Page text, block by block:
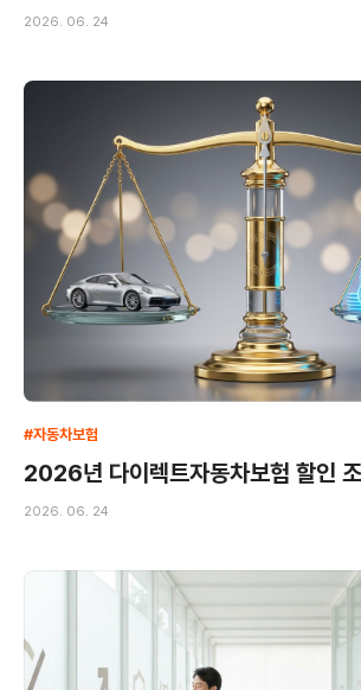
2026. 06. 24
#자동차보험
2026년 다이렉트자동차보험 할인
2026. 06. 24